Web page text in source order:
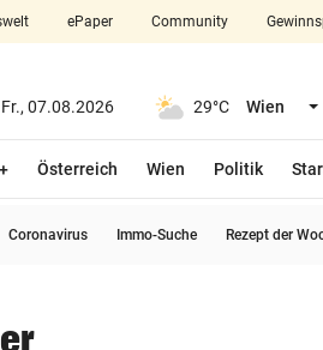
closeSchließen
arrow_right
ePaper Community
aufklappen
Fr., 07.08.2026 29°C Wien
Österreich Wien Politik
Coronavirus Immo-Suche Rezept der